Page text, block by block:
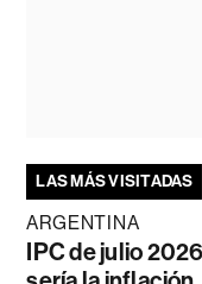
LAS MÁS VISITADAS
ARGENTINA
IPC de julio